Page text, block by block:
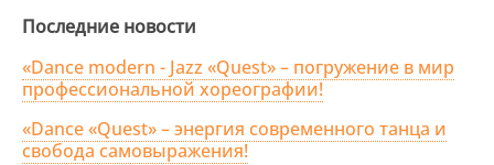
Последние новости
«Dance modern - Jazz «Quest» – погружение в мир
профессиональной хореографии!
«Dance «Quest» – энергия современного танца и
свобода самовыражения!